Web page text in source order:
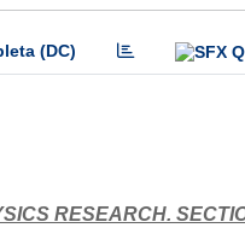
(DC)
RESEARCH.